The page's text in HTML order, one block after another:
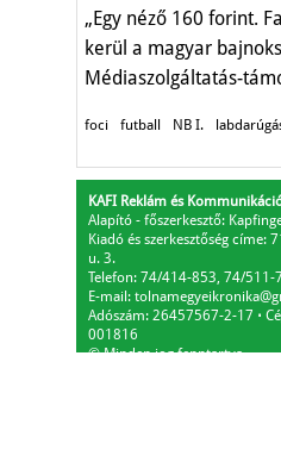
„Egy néző 160 forint.
kerül a magyar
Médiaszolgáltatás-
foci futball NB I.
KAFI Reklám és
Alapító - főszerkesztő:
Kiadó és szerkesztőség címe:
u. 3.
Telefon: 74/414-853, 74/511-
E-mail:
Adószám: 26457567-2-17 ⋅
001816
© Minden jog fenntartva.